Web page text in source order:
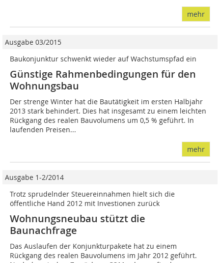
mehr
Ausgabe 03/2015
Baukonjunktur schwenkt wieder auf Wachstumspfad ein
Günstige Rahmenbedingungen für den
Wohnungsbau
Der strenge Winter hat die Bautätigkeit im ersten Halbjahr
2013 stark behindert. Dies hat insgesamt zu einem leichten
Rückgang des realen Bauvolumens um 0,5 % geführt. In
laufenden Preisen...
mehr
Ausgabe 1-2/2014
Trotz sprudelnder Steuereinnahmen hielt sich die
öffentliche Hand 2012 mit Investionen zurück
Wohnungsneubau stützt die
Baunachfrage
Das Auslaufen der Konjunkturpakete hat zu einem
Rückgang des realen Bauvolumens im Jahr 2012 geführt.